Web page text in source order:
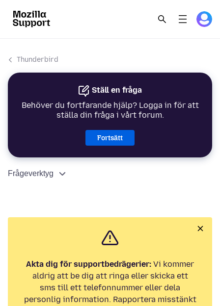
Thunderbird
Ställ en fråga
Behöver du fortfarande hjälp? Logga in för att
ställa din fråga i vårt forum.
Fortsätt
Frågeverktyg
Akta dig för supportbedrägerier: Vi kommer
aldrig att be dig att ringa eller skicka ett
sms till ett telefonnummer eller dela
personlig information. Rapportera misstänkt